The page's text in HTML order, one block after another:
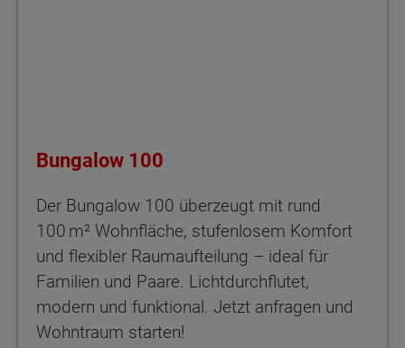
Bungalow 100
Der Bungalow 100 überzeugt mit rund
100 m² Wohnfläche, stufenlosem Komfort
und flexibler Raumaufteilung – ideal für
Familien und Paare. Lichtdurchflutet,
modern und funktional. Jetzt anfragen und
Wohntraum starten!